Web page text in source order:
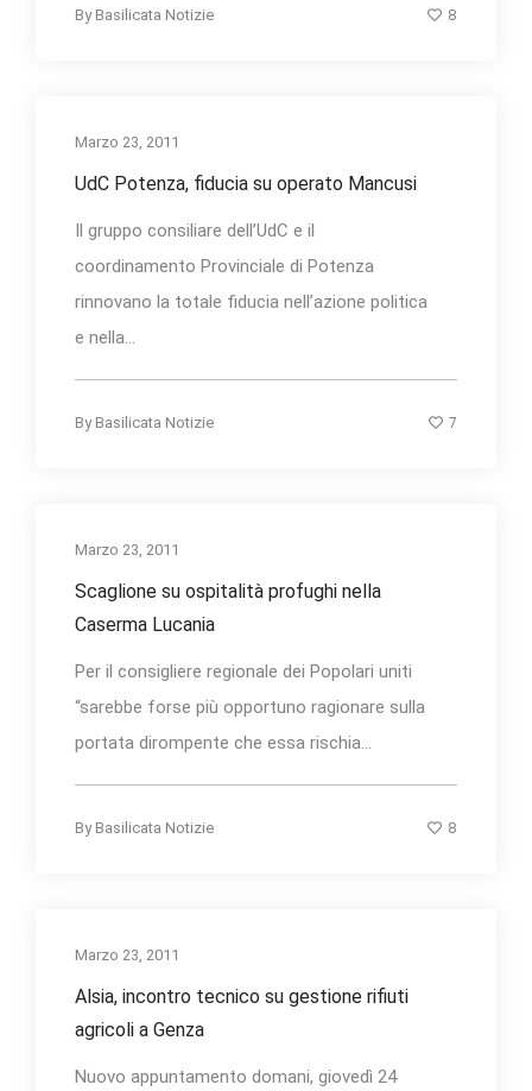
By Basilicata Notizie 8
Marzo 23, 2011
UdC Potenza, fiducia su operato Mancusi
Il gruppo consiliare dell’UdC e il
coordinamento Provinciale di Potenza
rinnovano la totale fiducia nell’azione politica
e nella...
By Basilicata Notizie 7
Marzo 23, 2011
Scaglione su ospitalità profughi nella
Caserma Lucania
Per il consigliere regionale dei Popolari uniti
“sarebbe forse più opportuno ragionare sulla
portata dirompente che essa rischia...
By Basilicata Notizie 8
Marzo 23, 2011
Alsia, incontro tecnico su gestione rifiuti
agricoli a Genza
Nuovo appuntamento domani, giovedì 24